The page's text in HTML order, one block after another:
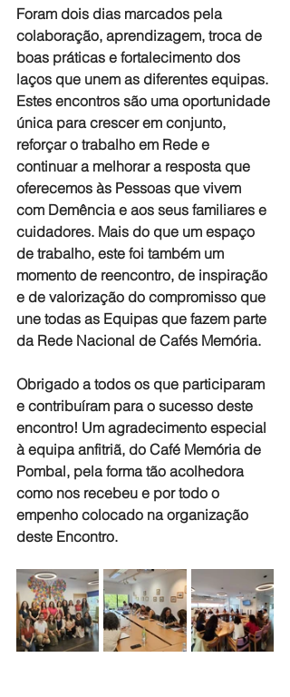
Foram dois dias marcados pela
colaboração, aprendizagem, troca de
boas práticas e fortalecimento dos
laços que unem as diferentes equipas.
Estes encontros são uma oportunidade
única para crescer em conjunto,
reforçar o trabalho em Rede e
continuar a melhorar a resposta que
oferecemos às Pessoas que vivem
com Demência e aos seus familiares e
cuidadores. Mais do que um espaço
de trabalho, este foi também um
momento de reencontro, de inspiração
e de valorização do compromisso que
une todas as Equipas que fazem parte
da Rede Nacional de Cafés Memória.
Obrigado a todos os que participaram
e contribuíram para o sucesso deste
encontro! Um agradecimento especial
à equipa anfitriã, do Café Memória de
Pombal, pela forma tão acolhedora
como nos recebeu e por todo o
empenho colocado na organização
deste Encontro.